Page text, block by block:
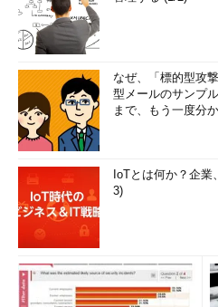
なぜ、「標的型攻
型メールのサンプ
まで、もう一度分
IoTとは何か？企
3)